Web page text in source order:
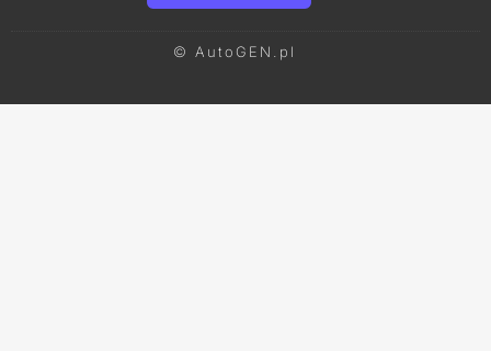
© AutoGEN.pl